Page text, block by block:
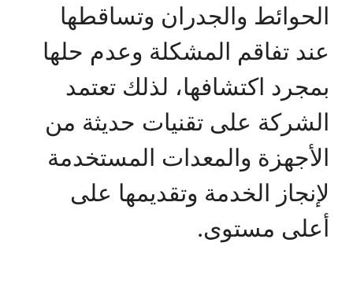
الحوائط والجدران وتساقطها
عند تفاقم المشكلة وعدم حلها
بمجرد اكتشافها، لذلك تعتمد
الشركة على تقنيات حديثة من
الأجهزة والمعدات المستخدمة
لإنجاز الخدمة وتقديمها على
أعلى مستوى.